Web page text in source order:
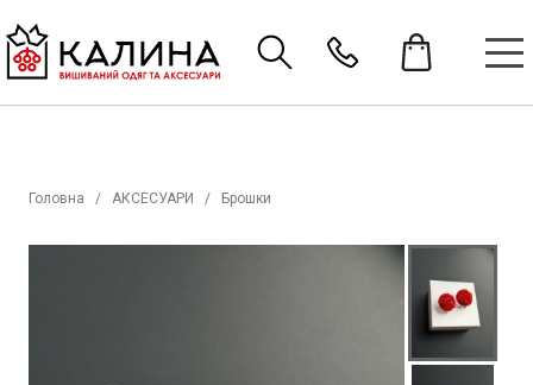
Головна АКСЕСУАРИ Брошки